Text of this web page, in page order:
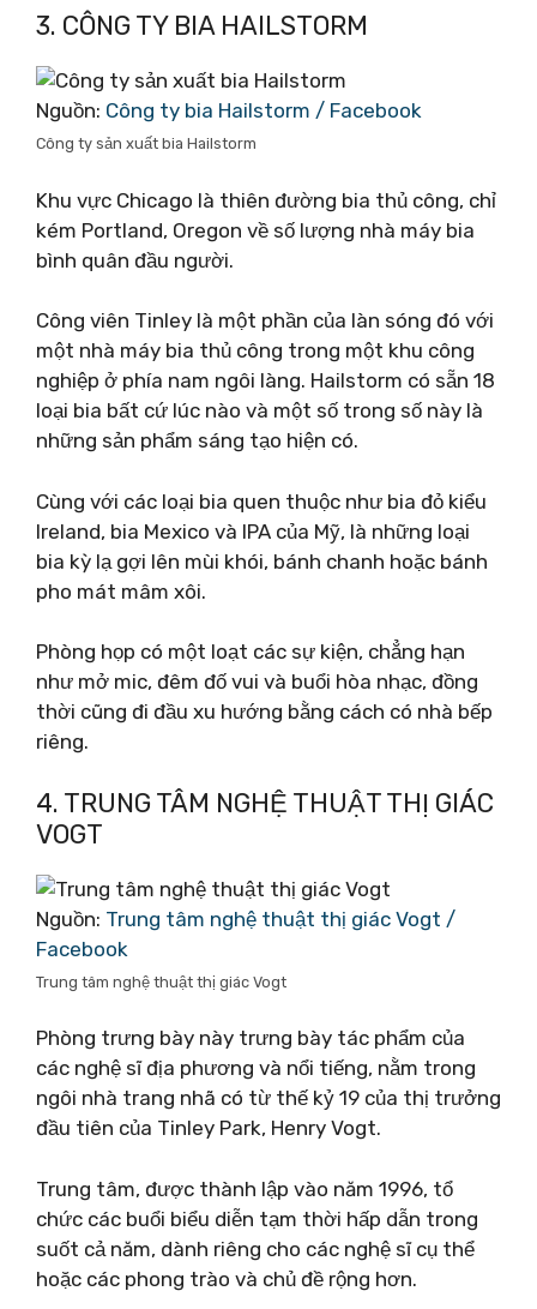
3. CÔNG TY BIA HAILSTORM
Nguồn: Công ty bia Hailstorm / Facebook
Công ty sản xuất bia Hailstorm
Khu vực Chicago là thiên đường bia thủ công, chỉ
kém Portland, Oregon về số lượng nhà máy bia
bình quân đầu người.
Công viên Tinley là một phần của làn sóng đó với
một nhà máy bia thủ công trong một khu công
nghiệp ở phía nam ngôi làng. Hailstorm có sẵn 18
loại bia bất cứ lúc nào và một số trong số này là
những sản phẩm sáng tạo hiện có.
Cùng với các loại bia quen thuộc như bia đỏ kiểu
Ireland, bia Mexico và IPA của Mỹ, là những loại
bia kỳ lạ gợi lên mùi khói, bánh chanh hoặc bánh
pho mát mâm xôi.
Phòng họp có một loạt các sự kiện, chẳng hạn
như mở mic, đêm đố vui và buổi hòa nhạc, đồng
thời cũng đi đầu xu hướng bằng cách có nhà bếp
riêng.
4. TRUNG TÂM NGHỆ THUẬT THỊ GIÁC
VOGT
Nguồn: Trung tâm nghệ thuật thị giác Vogt /
Facebook
Trung tâm nghệ thuật thị giác Vogt
Phòng trưng bày này trưng bày tác phẩm của
các nghệ sĩ địa phương và nổi tiếng, nằm trong
ngôi nhà trang nhã có từ thế kỷ 19 của thị trưởng
đầu tiên của Tinley Park, Henry Vogt.
Trung tâm, được thành lập vào năm 1996, tổ
chức các buổi biểu diễn tạm thời hấp dẫn trong
suốt cả năm, dành riêng cho các nghệ sĩ cụ thể
hoặc các phong trào và chủ đề rộng hơn.